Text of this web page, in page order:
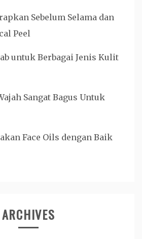
Sebelum Selama dan
Peel
untuk Berbagai Jenis Kulit
Sangat Bagus Untuk
Face Oils dengan Baik
ARCHIVES